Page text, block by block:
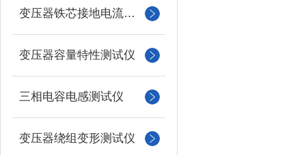
变压器铁芯接地电流测试仪
变压器容量特性测试仪
三相电容电感测试仪
变压器绕组变形测试仪